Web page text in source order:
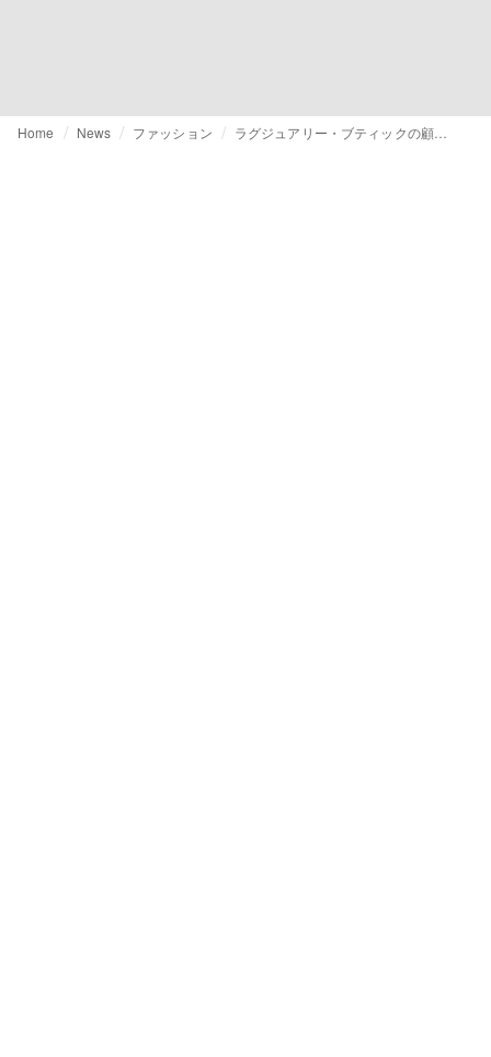
Home News ファッション ラグジュアリー・ブティックの顧客は誰か？価格高騰が問いかける本質